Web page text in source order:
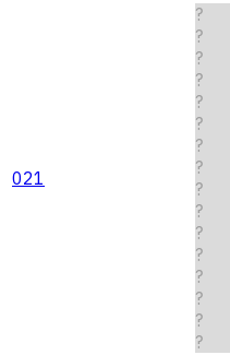
021
?
?
?
?
?
?
?
?
?
?
?
?
?
?
?
?